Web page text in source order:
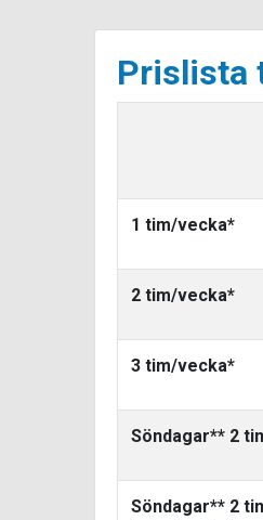
Prislista
1 tim/vecka*
2 tim/vecka*
3 tim/vecka*
Söndagar** 2
Söndagar** 2